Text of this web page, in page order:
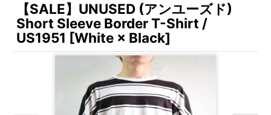
【SALE】UNUSED (アンユーズド)
Short Sleeve Border T-Shirt /
US1951 [White × Black]